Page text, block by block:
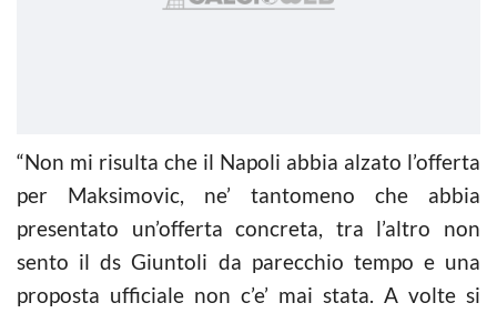
“Non mi risulta che il Napoli abbia alzato l’offerta
per Maksimovic, ne’ tantomeno che abbia
presentato un’offerta concreta, tra l’altro non
sento il ds Giuntoli da parecchio tempo e una
proposta ufficiale non c’e’ mai stata. A volte si